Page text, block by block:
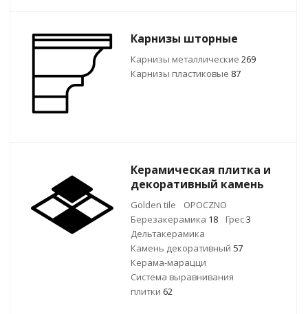
Карнизы шторные
Карнизы металлические 269
Карнизы пластиковые 87
Керамическая плитка и
декоративный камень
Golden tile
OPOCZNO
Березакерамика 18 Грес3
Дельтакерамика
Камень декоративный 57
Керама-марацци
Система выравнивания
плитки 62